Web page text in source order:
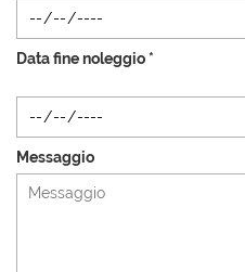
Data fine noleggio *
Messaggio